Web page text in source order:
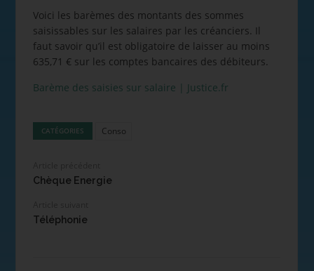
Voici les barèmes des montants des sommes
saisissables sur les salaires par les créanciers. Il
faut savoir qu’il est obligatoire de laisser au moins
635,71 € sur les comptes bancaires des débiteurs.
Barème des saisies sur salaire | Justice.fr
CATÉGORIES Conso
Chèque Energie
Téléphonie